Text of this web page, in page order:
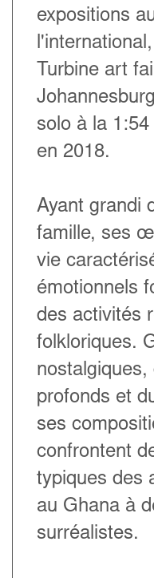
expositions
Turbine art
solo à la
en 2018.
Ayant grandi
famille, ses
vie
émotionnels
des activités
folkloriques.
profonds et
ses
confrontent
typiques des
au Ghana à
surréalistes.